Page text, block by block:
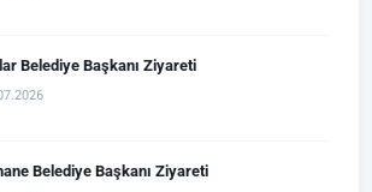
Belediye Başkanı Ziyareti
Belediye Başkanı Ziyareti